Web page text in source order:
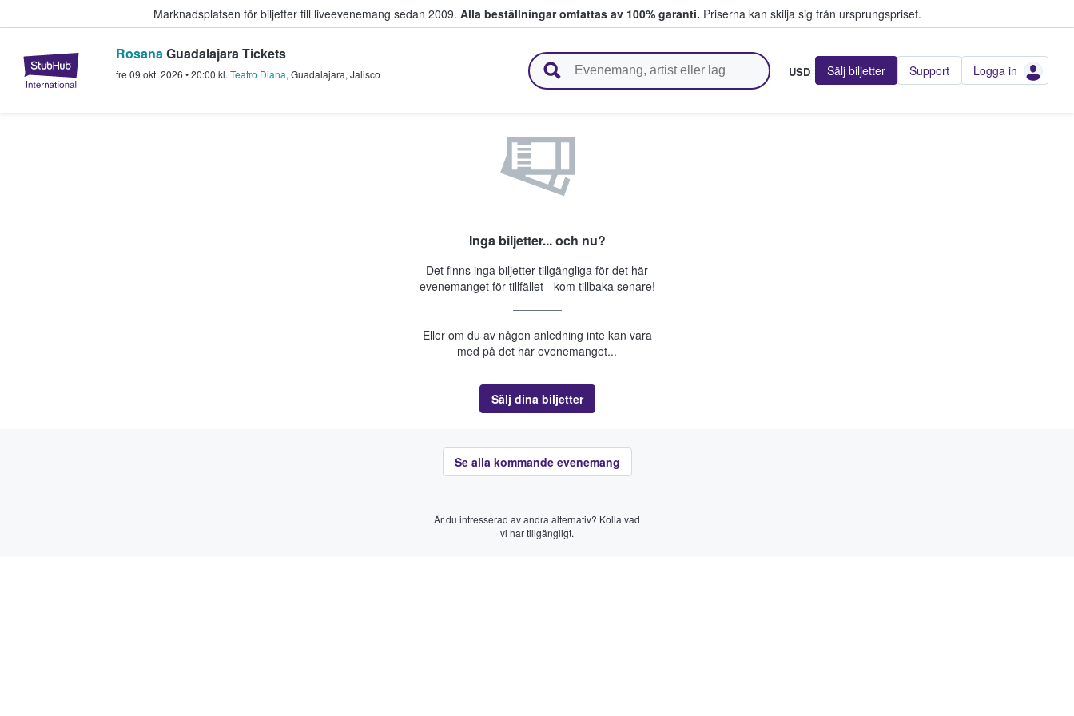
Marknadsplatsen för biljetter till liveevenemang sedan 2009. Alla beställningar omfattas av 100% garanti. Priserna kan skilja sig från ursprungspriset.
StubHub – där fans köper och säljer biljetter.
RosanaGuadalajara Tickets
fre 09 okt. 2026 •20:00 kl. Teatro Diana, Guadalajara, Jalisco USD Sälj biljetter Support Logga in
Inga biljetter... och nu?
Det finns inga biljetter tillgängliga för det här
evenemanget för tillfället - kom tillbaka senare!
Eller om du av någon anledning inte kan vara
med på det här evenemanget...
Sälj dina biljetter
Se alla kommande evenemang
Är du intresserad av andra alternativ? Kolla vad
vi har tillgängligt.